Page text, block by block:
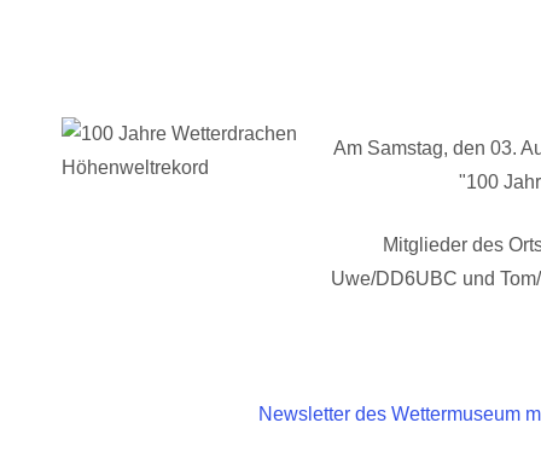
Am Samstag, den 03.
"100
Mitglieder des
Uwe/DD6UBC und
Newsletter des Wettermuseum